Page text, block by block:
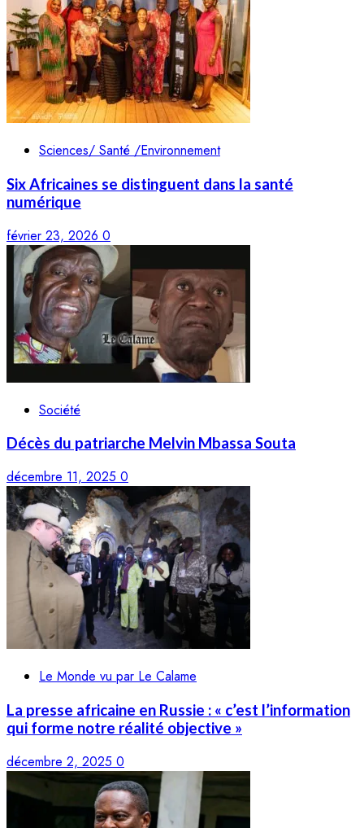
Sciences/ Santé /Environnement
Six Africaines se distinguent dans la santé
numérique
février 23, 2026 0
Société
Décès du patriarche Melvin Mbassa Souta
décembre 11, 2025 0
Le Monde vu par Le Calame
La presse africaine en Russie : « c’est l’information
qui forme notre réalité objective »
décembre 2, 2025 0